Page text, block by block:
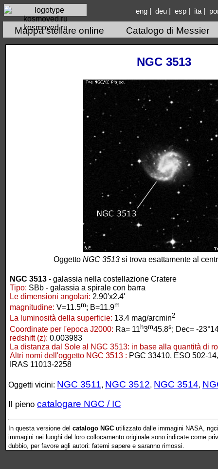
kosmoved.ru
eng| deu| esp| ita|
Mappa stellare online Catalogo di Messier
NGC 3513
Oggetto NGC 3513 si trova esattamente al
NGC 3513 - galassia nella costellazione Cratere
Tipo: SBb - galassia a spirale con barra
Le dimensioni angolari: 2.90'x2.4'
magnitudine: V=11.5m; B=11.9m
La luminosità della superficie: 13.4 mag/arcmin2
Coordinate per l'epoca J2000: Ra= 11 h3m45.8s; Dec= -
redshift (z): 0.003983
La distanza dal Sole al NGC 3513: in base alla quantità di
Altri nomi dell'oggetto NGC 3513 : PGC 33410, ESO 502-
IRAS 11013-2258
Oggetti vicini: NGC 3511, NGC 3512, NGC 3514,
Il pieno catalogare NGC / IC
In questa versione del catalogo NGC utilizzato dalle immagini NASA,
immagini nei luoghi del loro collocamento originale sono indicate come
dubbio, per favore agli autori: fatemi sapere e saranno rimossi.